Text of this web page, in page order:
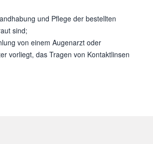
und Pflege der bestellten
sind;
von einem Augenarzt oder
vorliegt, das Tragen von Kontaktlinsen